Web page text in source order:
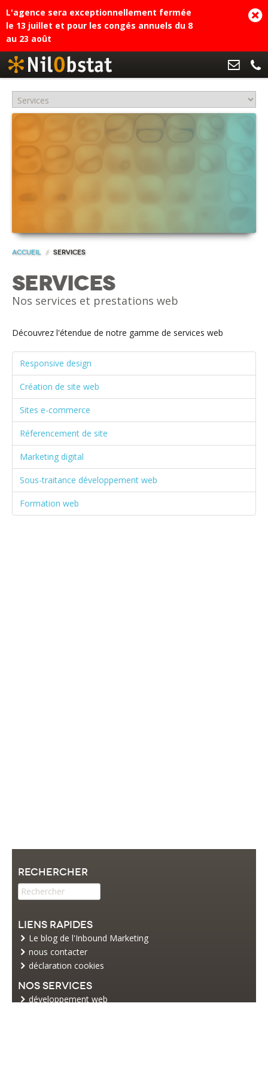
L'agence sera exceptionnellement fermée
le 13 juillet et pour les congés annuels du 8
au 23 août
Accueil / Services
Services
Nos services et prestations web
Découvrez l'étendue de notre gamme de services web
Responsive design
Création de site web
Sites e-commerce
Réferencement de site
Marketing digital
Sous-traitance développement web
Formation web
Rechercher
Liens rapides
Le blog de l'Inbound Marketing
nous contacter
déclaration cookies
Nos services
développement web